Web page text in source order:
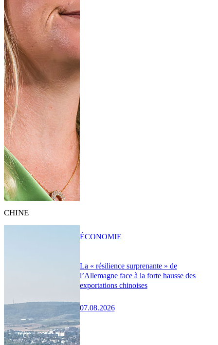
CHINE
La « résilience surprenante » de
l’Allemagne face à la forte hausse des
exportations chinoises
07.08.2026
ÉCONOMIE